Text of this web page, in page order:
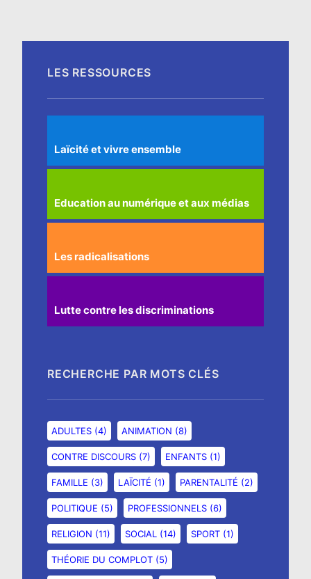
LES RESSOURCES
Laïcité et vivre ensemble
Education au numérique et aux médias
Les radicalisations
Lutte contre les discriminations
RECHERCHE PAR MOTS CLÉS
ADULTES (4) ANIMATION (8)
CONTRE DISCOURS (7) ENFANTS (1)
FAMILLE (3) LAÏCITÉ (1) PARENTALITÉ (2)
POLITIQUE (5) PROFESSIONNELS (6)
RELIGION (11) SOCIAL (14) SPORT (1)
THÉORIE DU COMPLOT (5)